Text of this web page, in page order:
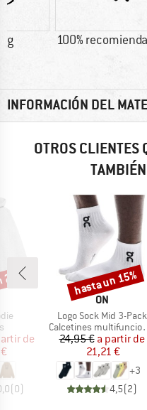
g 100%
INFORMACIÓN DEL
OTROS CLIENTES
group
reducido
de
(0)
MARCA
ON
Artículo
Logo Sock Mid 3-Pack
Product group
Calcetines multifuncionales
Precio
24,95 € Precio
a partir de
21,21 €
+3
4,5(2)
Descuento
hasta un 15%